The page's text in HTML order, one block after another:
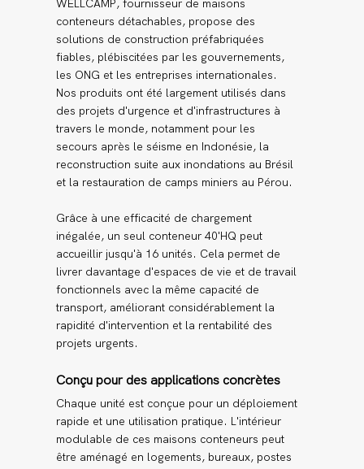
WELLCAMP, fournisseur de maisons
conteneurs détachables, propose des
solutions de construction préfabriquées
fiables, plébiscitées par les gouvernements,
les ONG et les entreprises internationales.
Nos produits ont été largement utilisés dans
des projets d'urgence et d'infrastructures à
travers le monde, notamment pour les
secours après le séisme en Indonésie, la
reconstruction suite aux inondations au Brésil
et la restauration de camps miniers au Pérou.
Grâce à une efficacité de chargement
inégalée, un seul conteneur 40'HQ peut
accueillir jusqu'à 16 unités. Cela permet de
livrer davantage d'espaces de vie et de travail
fonctionnels avec la même capacité de
transport, améliorant considérablement la
rapidité d'intervention et la rentabilité des
projets urgents.
Conçu pour des applications concrètes
Chaque unité est conçue pour un déploiement
rapide et une utilisation pratique. L'intérieur
modulable de ces maisons conteneurs peut
être aménagé en logements, bureaux, postes